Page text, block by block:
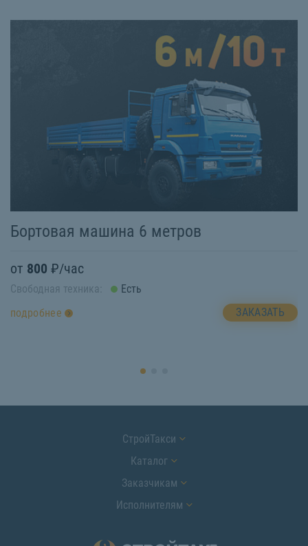
Бортовая машина 6 метров
от 800 ₽/час
Свободная техника:
Есть
подробнее
ЗАКАЗАТЬ
СтройТакси
Каталог
Заказчикам
Исполнителям